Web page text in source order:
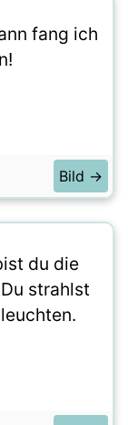
fang ich
Bild →
du die
strahlst